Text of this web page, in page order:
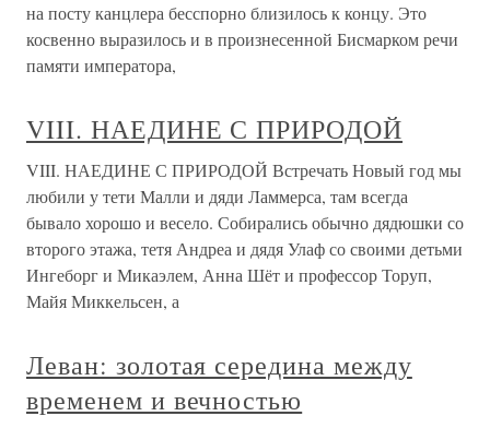
на посту канцлера бесспорно близилось к концу. Это
косвенно выразилось и в произнесенной Бисмарком речи
памяти императора,
VIII. НАЕДИНЕ С ПРИРОДОЙ
VIII. НАЕДИНЕ С ПРИРОДОЙ Встречать Новый год мы
любили у тети Малли и дяди Ламмерса, там всегда
бывало хорошо и весело. Собирались обычно дядюшки со
второго этажа, тетя Андреа и дядя Улаф со своими детьми
Ингеборг и Микаэлем, Анна Шёт и профессор Торуп,
Майя Миккельсен, а
Леван: золотая середина между
временем и вечностью